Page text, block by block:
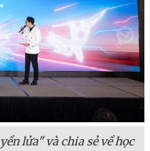
lửa" và chia sẻ về học